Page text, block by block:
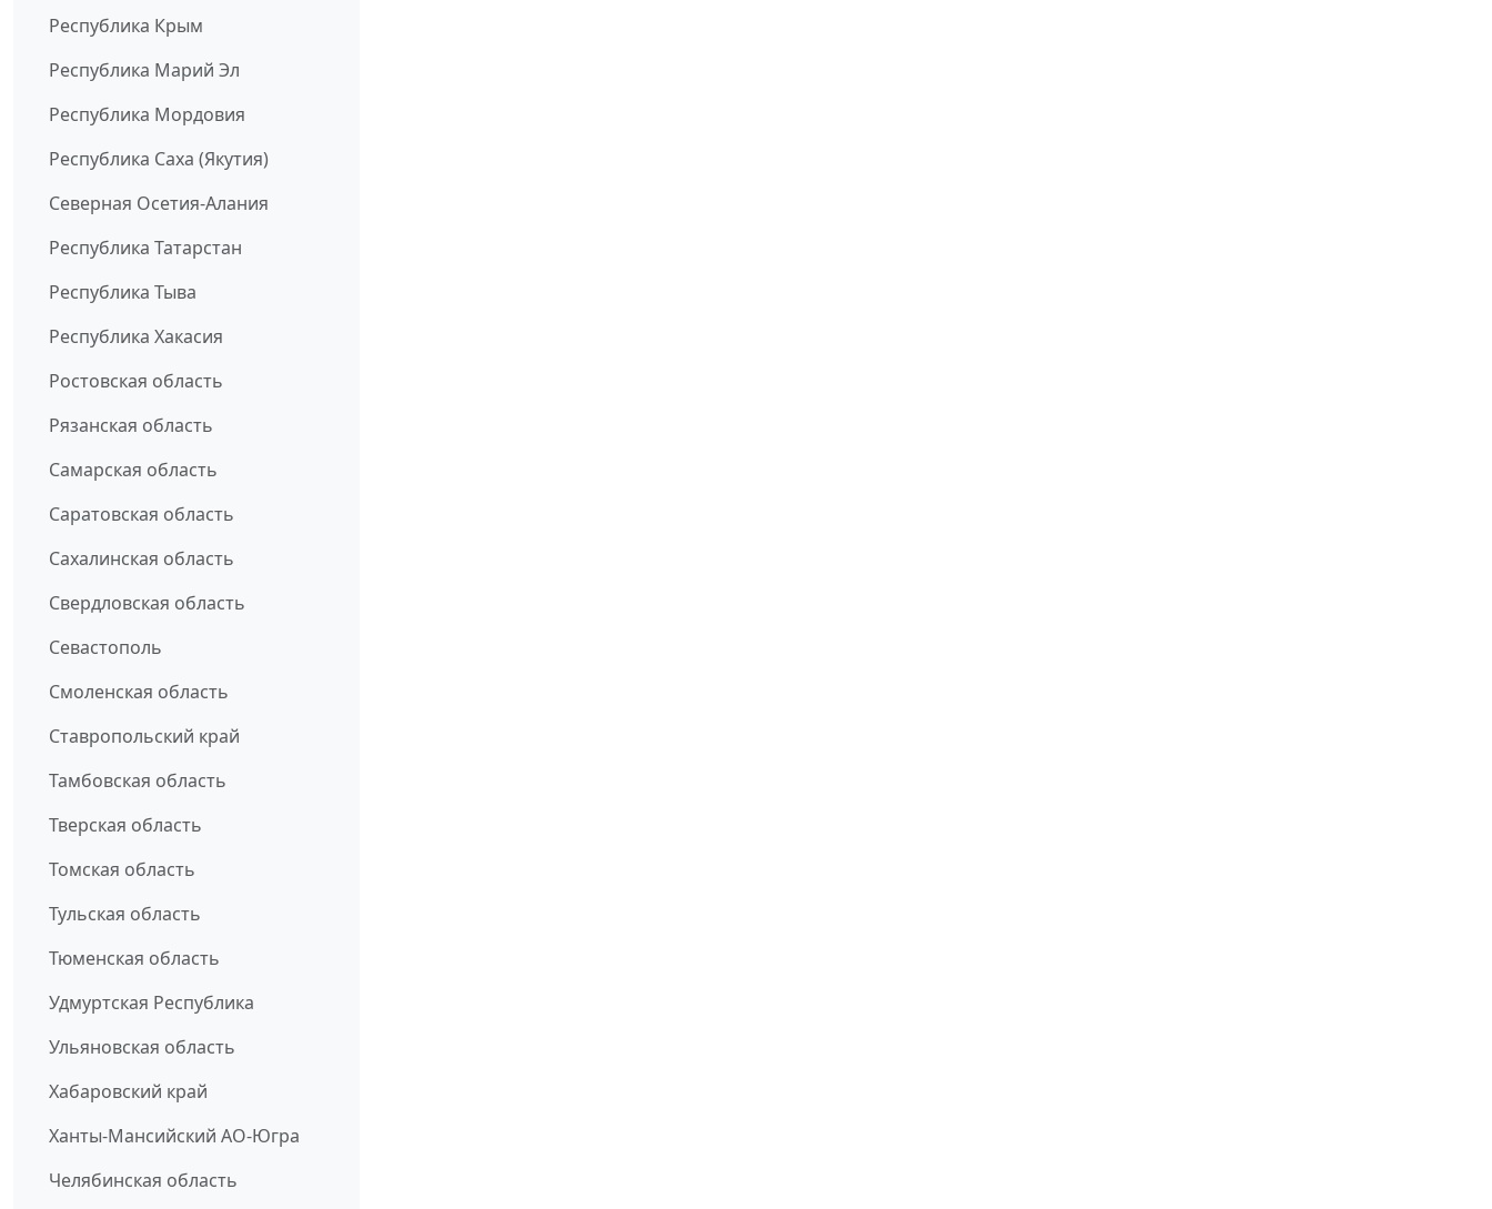
Республика Крым
Республика Марий Эл
Республика Мордовия
Республика Саха (Якутия)
Северная Осетия-Алания
Республика Татарстан
Республика Тыва
Республика Хакасия
Ростовская область
Рязанская область
Самарская область
Саратовская область
Сахалинская область
Свердловская область
Севастополь
Смоленская область
Ставропольский край
Тамбовская область
Тверская область
Томская область
Тульская область
Тюменская область
Удмуртская Республика
Ульяновская область
Хабаровский край
Ханты-Мансийский АО-Югра
Челябинская область